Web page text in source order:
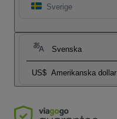
Sverige
Svenska
US$ Amerikanska dollar